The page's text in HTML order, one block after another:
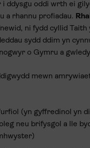
ddysgu oddi wrth ei
a rhannu profiadau.
ni fydd cyllid Taith
sydd ddim yn
o Gymru a
mewn
(yn gyffredinol yn
neu brifysgol a lle